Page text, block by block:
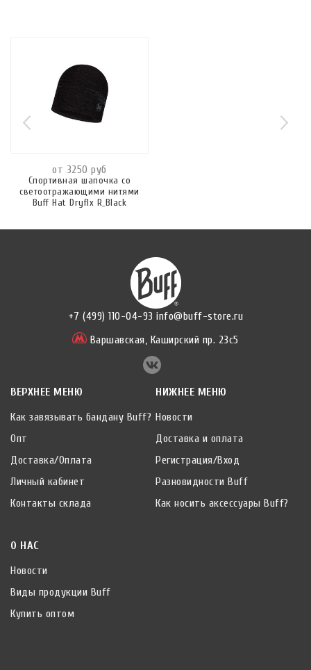
от 3250 руб
Спортивная шапочка со
светоотражающими нитями
Buff Hat Dryflx R_Black
+7 (499) 110-04-93 info@buff-store.ru
Варшавская, Каширский пр. 23с5
ВЕРХНЕЕ МЕНЮ
Как завязывать бандану Buff?
Опт
Доставка/Оплата
Личный кабинет
Контакты склада
НИЖНЕЕ МЕНЮ
Новости
Доставка и оплата
Регистрация/Вход
Разновидности Buff
Как носить аксессуары Buff?
О НАС
Новости
Виды продукции Buff
Купить оптом